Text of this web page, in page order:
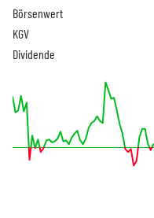
Börsenwert
KGV
Dividende